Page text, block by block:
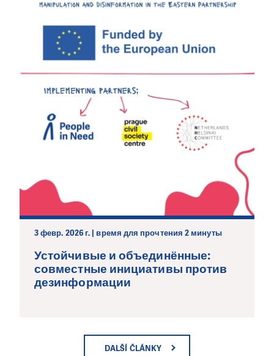
3 февр. 2026 г. | время для прочтения 2 минуты
Устойчивые и объединённые:
совместные инициативы против
дезинформации
DALŠÍ ČLÁNKY